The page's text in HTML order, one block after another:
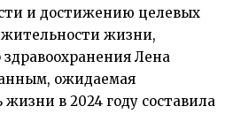
и достижению целевых
жизни,
Лена
ожидаемая
в 2024 году составила